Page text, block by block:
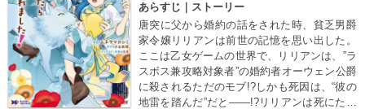
あらすじ｜ストーリー
唐突に父から婚約の話をされた時、貧乏男爵
家令嬢リリアンは前世の記憶を思い出した。
ここは乙女ゲームの世界で、リリアンは、”ラ
スボス兼攻略対象者”の婚約者オーウェン公爵
に殺されるただのモブ!?しかも死因は、“彼の
地雷を踏んだ”だと――!?リリアンは死にたく